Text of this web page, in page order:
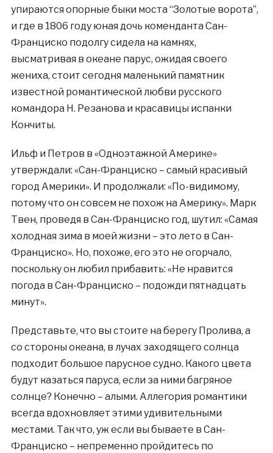
упираются опорные быки моста “Золотые ворота”,
и где в 1806 году юная дочь коменданта Сан-
Франциско подолгу сидела на камнях,
высматривая в океане парус, ожидая своего
жениха, стоит сегодня маленький памятник
известной романтической любви русского
командора Н. Резанова и красавицы испанки
Кончиты.
Ильф и Петров в «Одноэтажной Америке»
утверждали: «Сан-Франциско – самый красивый
город Америки». И продолжали: «По-видимому,
потому что он совсем не похож на Америку». Марк
Твен, проведя в Сан-Франциско год, шутил: «Самая
холодная зима в моей жизни – это лето в Сан-
Франциско». Но, похоже, его это не огорчало,
поскольку он любил прибавить: «Не нравится
погода в Сан-Франциско – подожди пятнадцать
минут».
Представьте, что вы стоите на берегу Пролива, а
со стороны океана, в лучах заходящего солнца
подходит большое парусное судно. Какого цвета
будут казаться паруса, если за ними багряное
солнце? Конечно – алыми. Аллегория романтики
всегда вдохновляет этими удивительными
местами. Так что, уж если вы бываете в Сан-
Франциско – непременно пройдитесь по